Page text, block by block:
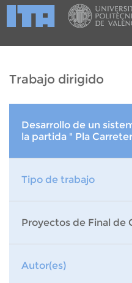
Trabajo dirigido
Desarrollo de un
la partida " Pla
Tipo de trabajo
Proyectos de Final de
Autor(es)